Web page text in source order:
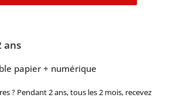
ans
papier + numérique
? Pendant 2 ans, tous les 2 mois, recevez